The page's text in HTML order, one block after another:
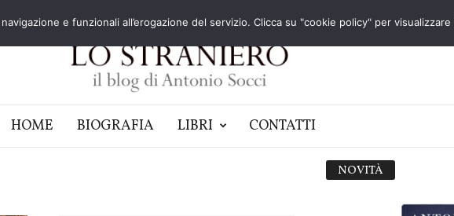
HOME BIOGRAFIA LIBRI CONTATTI
NOVITÀ
e funzionali all’erogazione del servizio. Clicca su "cookie policy" per visualizzare